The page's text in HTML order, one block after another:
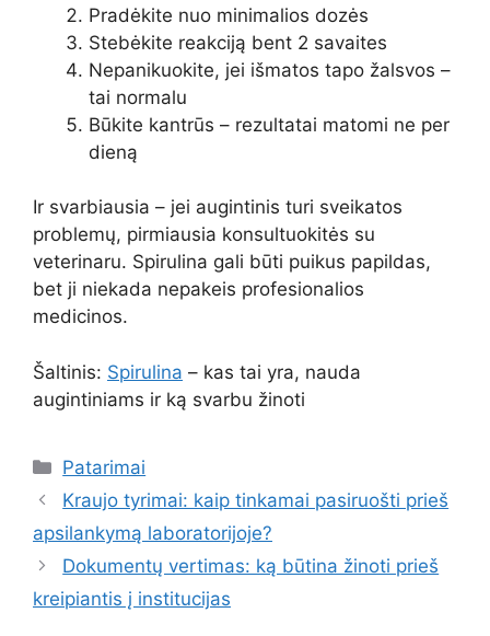
Pradėkite nuo minimalios dozės
Stebėkite reakciją bent 2 savaites
Nepanikuokite, jei išmatos tapo žalsvos –
tai normalu
Būkite kantrūs – rezultatai matomi ne per
dieną
Ir svarbiausia – jei augintinis turi sveikatos
problemų, pirmiausia konsultuokitės su
veterinaru. Spirulina gali būti puikus papildas,
bet ji niekada nepakeis profesionalios
medicinos.
Šaltinis: Spirulina – kas tai yra, nauda
augintiniams ir ką svarbu žinoti
Kategorijos
Patarimai
Kraujo tyrimai: kaip tinkamai pasiruošti prieš
apsilankymą laboratorijoje?
Dokumentų vertimas: ką būtina žinoti prieš
kreipiantis į institucijas